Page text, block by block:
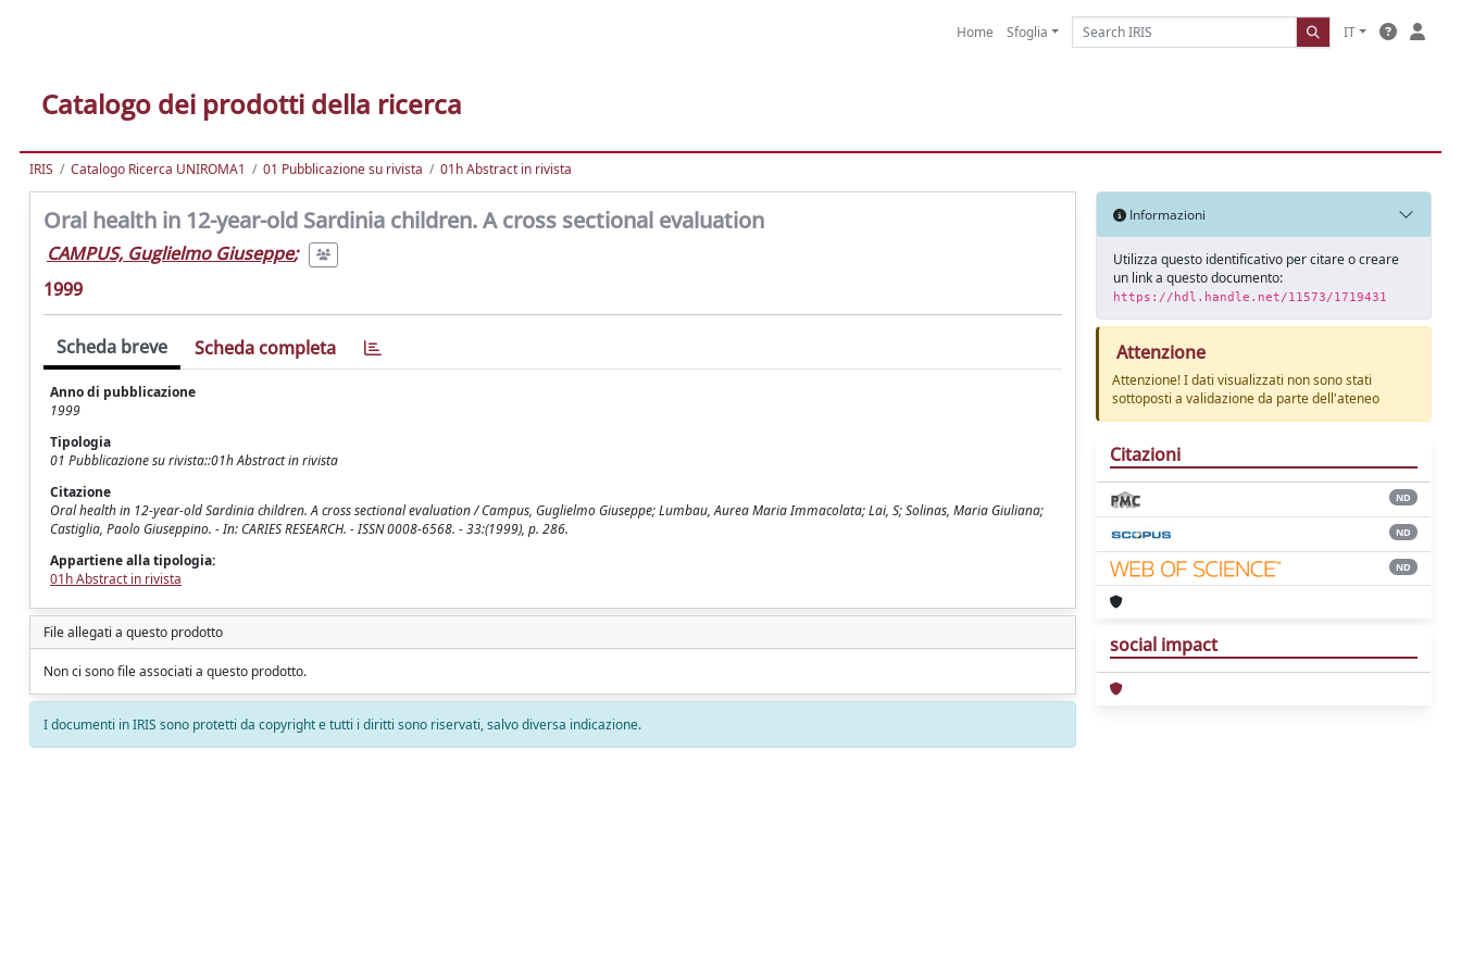
Home Sfoglia IT
Catalogo dei prodotti della ricerca
IRIS Catalogo Ricerca UNIROMA1 01 Pubblicazione su rivista 01h Abstract in rivista
Oral health in 12-year-old Sardinia children. A cross sectional evaluation
CAMPUS, Guglielmo Giuseppe;
1999
Scheda breve Scheda completa
Anno di pubblicazione
1999
Tipologia
01 Pubblicazione su rivista::01h Abstract in rivista
Citazione
Oral health in 12-year-old Sardinia children. A cross sectional evaluation / Campus, Guglielmo Giuseppe; Lumbau, Aurea Maria Immacolata; Lai, S; Solinas, Maria Giuliana;
Castiglia, Paolo Giuseppino. - In: CARIES RESEARCH. - ISSN 0008-6568. - 33:(1999), p. 286.
Appartiene alla tipologia:
01h Abstract in rivista
File allegati a questo prodotto
Non ci sono file associati a questo prodotto.
I documenti in IRIS sono protetti da copyright e tutti i diritti sono riservati, salvo diversa indicazione.
Informazioni
Utilizza questo identificativo per citare o creare
un link a questo documento:
https://hdl.handle.net/11573/1719431
Attenzione
Attenzione! I dati visualizzati non sono stati
sottoposti a validazione da parte dell'ateneo
Citazioni
ND
ND
ND
social impact